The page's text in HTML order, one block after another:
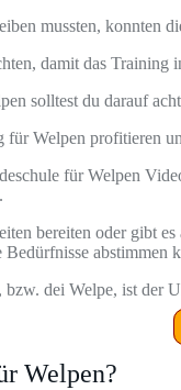
mussten, konnten
damit das Training
solltest du darauf
Welpen profitieren
für Welpen
bereiten oder gibt
abstimmen
dei Welpe, ist der
Welpen?